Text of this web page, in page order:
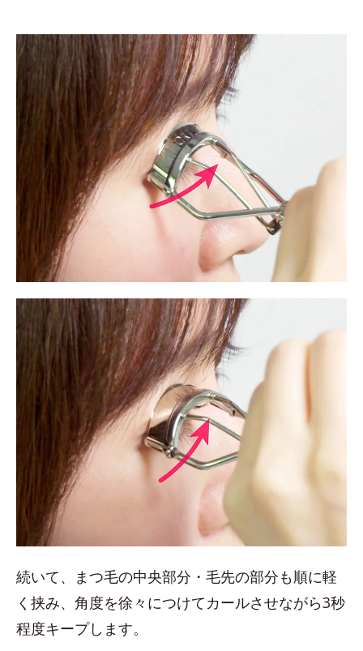
続いて、まつ毛の中央部分・毛先の部分も順に軽
く挟み、角度を徐々につけてカールさせながら3秒
程度キープします。